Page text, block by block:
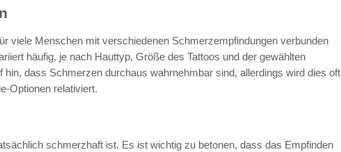
viele Menschen mit verschiedenen Schmerzempfindungen verbunden
häufig, je nach Hauttyp, Größe des Tattoos und der gewählten
hin, dass Schmerzen durchaus wahrnehmbar sind, allerdings wird dies oft
Optionen relativiert.
schmerzhaft ist. Es ist wichtig zu betonen, dass das Empfinden